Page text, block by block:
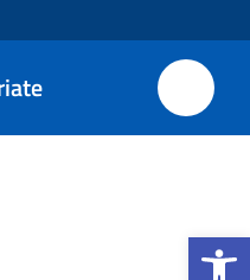
Apri la